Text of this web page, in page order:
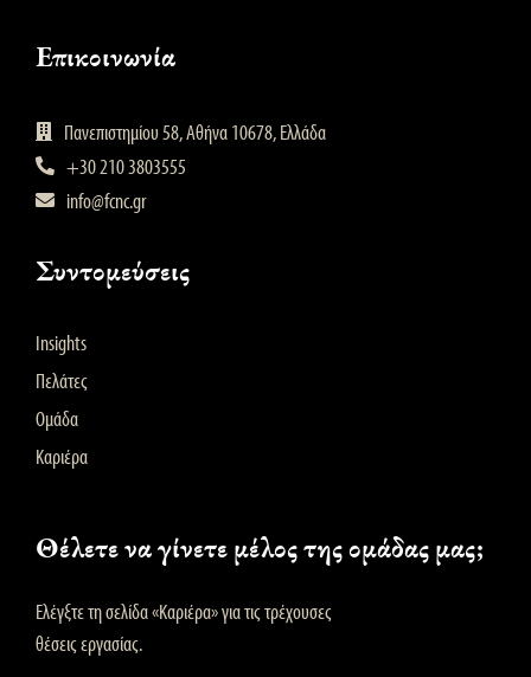
Επικοινωνία
Πανεπιστημίου 58, Αθήνα 10678, Ελλάδα
+30 210 3803555
info@fcnc.gr
Συντομεύσεις
Insights
Πελάτες
Ομάδα
Καριέρα
Θέλετε να γίνετε μέλος της ομάδας μας;
Ελέγξτε τη σελίδα «Καριέρα» για τις τρέχουσες
θέσεις εργασίας.